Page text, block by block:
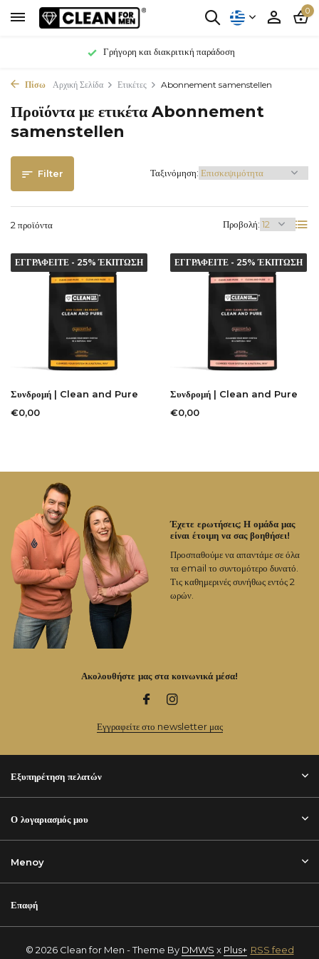
0
Γρήγορη και διακριτική παράδοση
Πίσω Αρχική Σελίδα Ετικέτες Abonnement samenstellen
Προϊόντα με ετικέτα Abonnement
samenstellen
Filter
2 προϊόντα Προβολή:
Ταξινόμηση:
ΕΓΓΡΑΦΕΙΤΕ - 25% ΈΚΠΤΩΣΗ
Συνδρομή | Clean and Pure
€0,00
ΕΓΓΡΑΦΕΙΤΕ - 25% ΈΚΠΤΩΣΗ
Συνδρομή | Clean and Pure
€0,00
Έχετε ερωτήσεις; Η ομάδα μας
είναι έτοιμη να σας βοηθήσει!
Προσπαθούμε να απαντάμε σε όλα
τα email το συντομότερο δυνατό.
Τις καθημερινές συνήθως εντός 2
ωρών.
Ακολουθήστε μας στα κοινωνικά μέσα!
Εγγραφείτε στο newsletter μας
Εξυπηρέτηση πελατών
Ο λογαριασμός μου
Menoy
Επαφή
© 2026 Clean for Men - Theme By DMWS x Plus+ RSS feed